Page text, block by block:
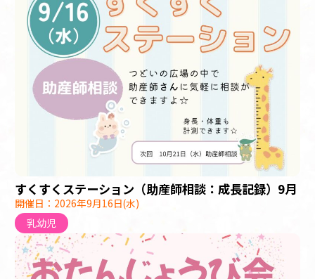
すくすくステーション（助産師相談：成長記録）9月
開催日：2026年9月16日(水)
乳幼児